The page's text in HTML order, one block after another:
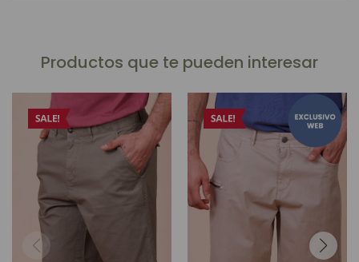
Productos que te pueden interesar